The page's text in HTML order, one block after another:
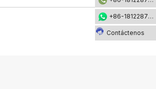
+86-18122871002
Contáctenos